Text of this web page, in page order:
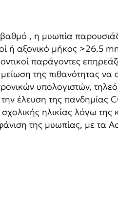
, η μυωπία
αξονικό μήκος >26.5
παράγοντες
της πιθανότητας
υπολογιστών,
έλευση της
ηλικίας λόγω
της μυωπίας, με τα